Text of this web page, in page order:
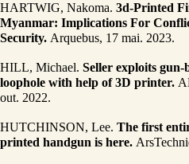
HARTWIG, Nakoma. 3d-Printed
Myanmar: Implications For
Security. Arquebus, 17 mai. 2023.
HILL, Michael. Seller exploits gun-
loophole with help of 3D printer.
out. 2022.
HUTCHINSON, Lee. The first
printed handgun is here.